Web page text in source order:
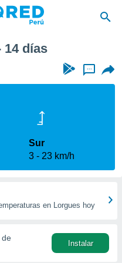
14 días
...
Sur
3
23 km/h
en Lorgues hoy
de
Instalar